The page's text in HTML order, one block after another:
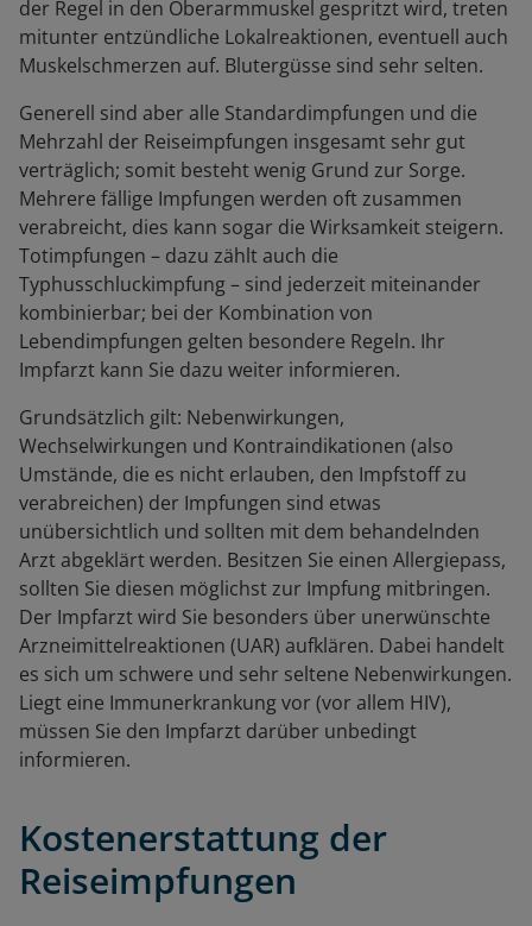
der Regel in den Oberarmmuskel gespritzt wird, treten
mitunter entzündliche Lokalreaktionen, eventuell auch
Muskelschmerzen auf. Blutergüsse sind sehr selten.
Generell sind aber alle Standardimpfungen und die
Mehrzahl der Reiseimpfungen insgesamt sehr gut
verträglich; somit besteht wenig Grund zur Sorge.
Mehrere fällige Impfungen werden oft zusammen
verabreicht, dies kann sogar die Wirksamkeit steigern.
Totimpfungen – dazu zählt auch die
Typhusschluckimpfung – sind jederzeit miteinander
kombinierbar; bei der Kombination von
Lebendimpfungen gelten besondere Regeln. Ihr
Impfarzt kann Sie dazu weiter informieren.
Grundsätzlich gilt: Nebenwirkungen,
Wechselwirkungen und Kontraindikationen (also
Umstände, die es nicht erlauben, den Impfstoff zu
verabreichen) der Impfungen sind etwas
unübersichtlich und sollten mit dem behandelnden
Arzt abgeklärt werden. Besitzen Sie einen Allergiepass,
sollten Sie diesen möglichst zur Impfung mitbringen.
Der Impfarzt wird Sie besonders über unerwünschte
Arzneimittelreaktionen (UAR) aufklären. Dabei handelt
es sich um schwere und sehr seltene Nebenwirkungen.
Liegt eine Immunerkrankung vor (vor allem HIV),
müssen Sie den Impfarzt darüber unbedingt
informieren.
Kostenerstattung der
Reiseimpfungen